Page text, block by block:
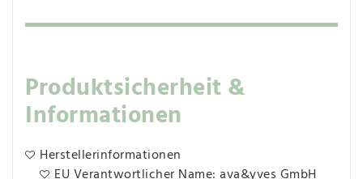
Produktsicherheit &
Informationen
Herstellerinformationen